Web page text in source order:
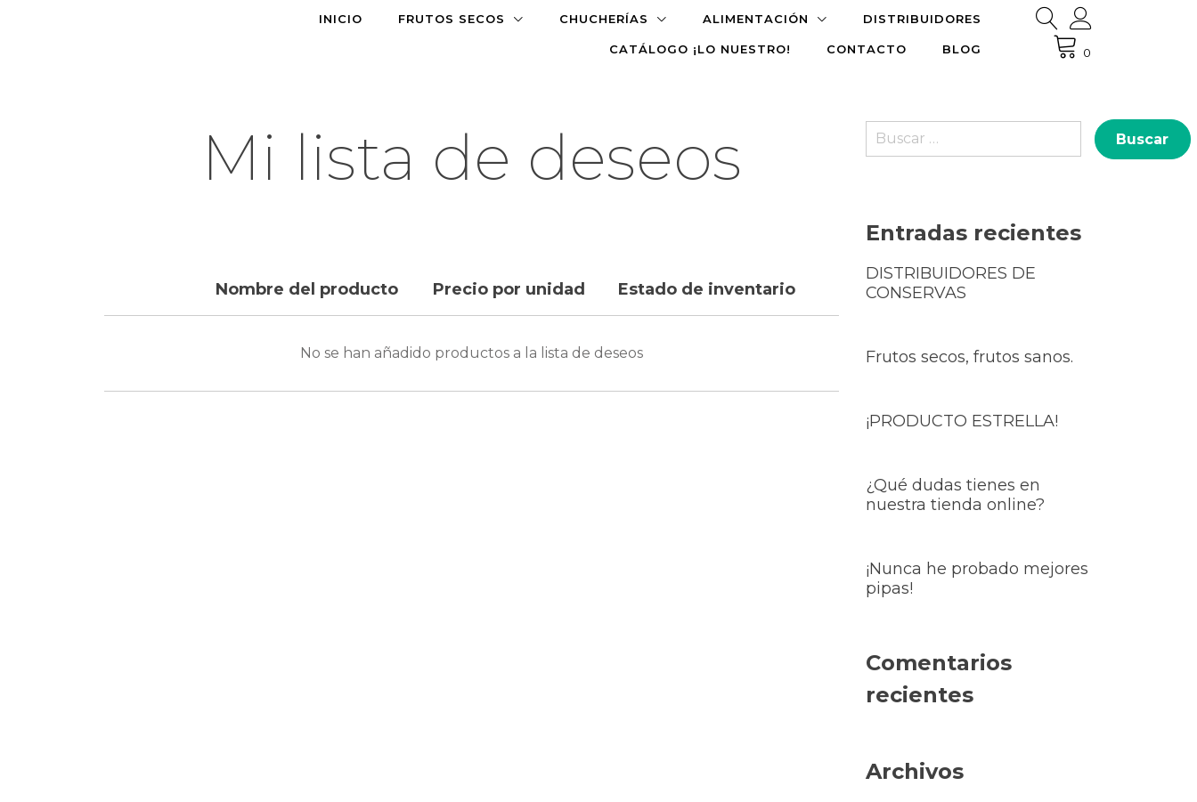
INICIO FRUTOS SECOS CHUCHERÍAS ALIMENTACIÓN DISTRIBUIDORES
CATÁLOGO ¡LO NUESTRO! CONTACTO BLOG 0
Mi lista de deseos
Nombre del producto Precio por unidad Estado de inventario
No se han añadido productos a la lista de deseos
Buscar:
Entradas recientes
DISTRIBUIDORES DE
CONSERVAS
Frutos secos, frutos sanos.
¡PRODUCTO ESTRELLA!
¿Qué dudas tienes en
nuestra tienda online?
¡Nunca he probado mejores
pipas!
Comentarios
recientes
Archivos